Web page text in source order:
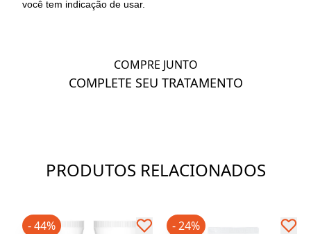
você tem indicação de usar.
COMPRE JUNTO
COMPLETE SEU TRATAMENTO
PRODUTOS RELACIONADOS
- 44% - 24%